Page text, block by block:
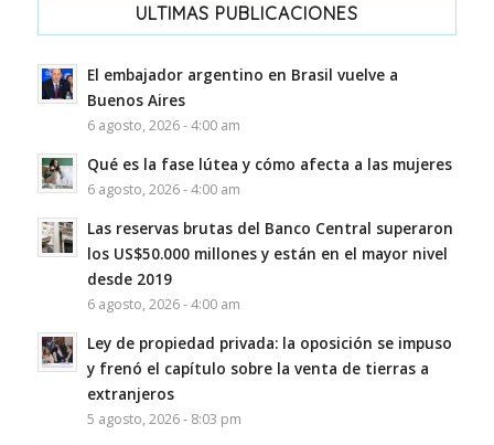
ULTIMAS PUBLICACIONES
El embajador argentino en Brasil vuelve a
Buenos Aires
6 agosto, 2026 - 4:00 am
Qué es la fase lútea y cómo afecta a las mujeres
6 agosto, 2026 - 4:00 am
Las reservas brutas del Banco Central superaron
los US$50.000 millones y están en el mayor nivel
desde 2019
6 agosto, 2026 - 4:00 am
Ley de propiedad privada: la oposición se impuso
y frenó el capítulo sobre la venta de tierras a
extranjeros
5 agosto, 2026 - 8:03 pm